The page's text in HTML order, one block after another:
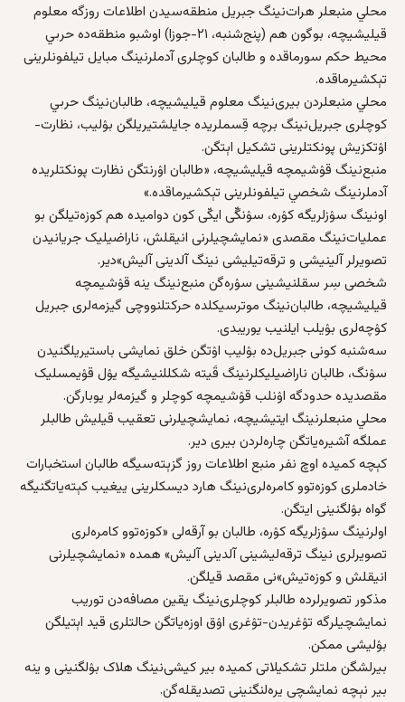
محلي منبعلر هرات‌نینگ جبریل منطقه‌سیدن اطلاعات روزگه معلوم
قیلیشیچه، بوگون هم (پنج‌شنبه‌‌، ۲۱-جوزا) اوشبو منطقه‌ده حربي
محیط حکم سورماقده و طالبان کوچلری آدملرنینگ مبایل تیلفونلرینی
تېکشیرماقده.
محلي منبعلردن بیری‌نینگ معلوم قیلیشیچه، طالبان‌نینگ حربي
کوچلری جبریل‌نینگ برچه‌ قِسملریده جایلشتیریلگن بۉلیب، نظارت-
اۉتکزیش پونکتلرینی تشکیل اېتگن.
منبع‌نینگ قۉشیمچه قیلیشیچه، «طالبان اۉرنتگن نظارت پونکتلریده
آدملرنینگ شخصي تیلفونلرینی تېکشیرماقده.»
اونینگ سۉزلریگه کۉره‌، سۉنگّی ایکّی کون دوامیده‌ هم کوزه‌تیلگن بو
عملیات‌نینگ مقصدی «نمایشچیلرنی انیقلش، ناراضیلیک جریانیدن
تصویرلر آلینیشی و ترقه‌تیلیشی نینگ آلدینی آلیش»دیر.
شخصی سِر سقلنیشینی سۉره‌گن منبع‌نینگ ینه‌ قۉشیمچه‌
قیلیشیچه، طالبان‌نینگ موترسیکلده حرکتلنووچی گیزمه‌لری جبریل
کۉچه‌لری بۉیلب ایلنیب یوریبدی.
سه‌شنبه‌ کونی جبریل‌ده بۉلیب اۉتگن خلق نمایشی باستیریلگنیدن
سۉنگ، طالبان ناراضیلیکلرنینگ قَیته شکللنیشیگه یۉل قۉیمسلیک
مقصدیده حدودگه اۉنلب قۉشیمچه‌ کوچلر و گیزمه‌لر یوبارگن.
محلي منبعلرنینگ ایتیشیچه، نمایشچیلرنی تعقیب قیلیش طالبلر
عملگه آشیره‌یاتگن چاره‌لردن بیری دیر.
کېچه‌ کمیده اوچ نفر منبع اطلاعات روز گزېته‌سیگه طالبان استخبارات‌
خادملری کوزه‌توو کامره‌لری‌نینگ هارد دیسکلرینی ییغیب کېته‌یاتگنیگه
گواه بۉلگنینی ایتگن.
اولرنینگ سۉزلریگه کۉره‌، طالبان بو آرقه‌لی «کوزه‌توو کامره‌لری
تصویرلری نینگ ترقه‌لیشینی آلدینی آلیش» همده‌ «نمایشچیلرنی
انیقلش و کوزه‌تیش»نی مقصد قیلگن.
مذکور تصویرلرده طالبلر کوچلری‌نینگ یقین مصافه‌دن توریب
نمایشچیلرگه تۉغریدن-تۉغری اۉق اوزه‌یاتگن حالتلری قید اېتیلگن
بۉلیشی ممکن.
بیرلشگن ملتلر تشکیلاتی کمیده بیر کیشی‌نینگ هلاک بۉلگنینی و ینه‌
بیر نېچه‌ نمایشچی یره‌لنگنینی تصدیقله‌گن.